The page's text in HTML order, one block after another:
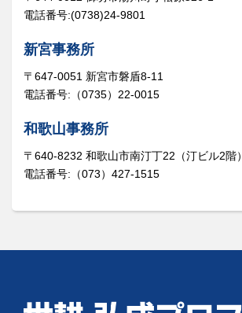
電話番号:(0738)24-9801
新宮事務所
〒647-0051 新宮市磐盾8-11
電話番号:（0735）22-0015
和歌山事務所
〒640-8232 和歌山市南汀丁22（汀ビル2階）
電話番号:（073）427-1515